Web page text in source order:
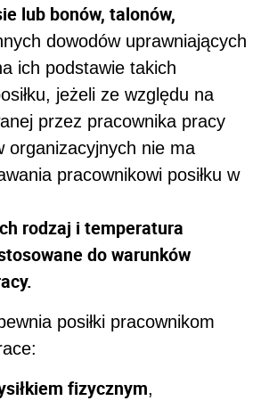
lub bonów, talonów,
dowodów uprawniających
ich podstawie takich
jeżeli ze względu na
przez pracownika pracy
organizacyjnych nie ma
pracownikowi posiłku w
rodzaj i temperatura
do warunków
posiłki pracownikom
fizycznym,